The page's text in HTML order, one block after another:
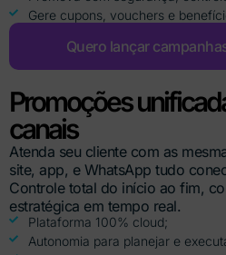
Gere cupons, vouchers e
Quero lançar
Promoções
canais
Atenda seu cliente com as
site, app, e WhatsApp tudo
Controle total do início ao fim,
estratégica em tempo real.
Plataforma 100% cloud;
Autonomia para planejar e